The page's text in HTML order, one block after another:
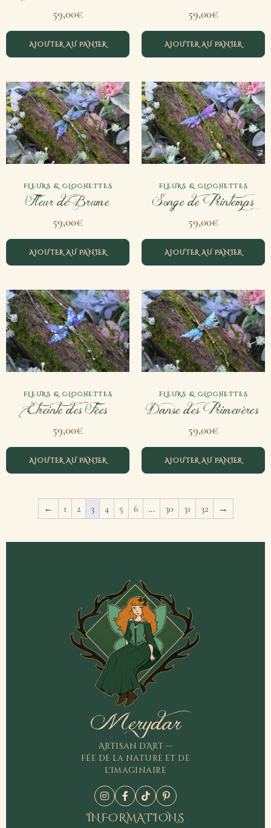
59,00€
AJOUTER AU PANIER
59,00€
AJOUTER AU PANIER
FLEURS & CLOCHETTES
Fleur de Brume
59,00€
AJOUTER AU PANIER
FLEURS & CLOCHETTES
Songe de Printemps
59,00€
AJOUTER AU PANIER
FLEURS & CLOCHETTES
Etreinte des Fées
59,00€
AJOUTER AU PANIER
FLEURS & CLOCHETTES
Danse des Primevères
59,00€
AJOUTER AU PANIER
← 1 2 3 4 5 6 … 30 31 32 →
Merydar
Artisan d'Art —
Fée de la nature et de
l'imaginaire
INFORMATIONS